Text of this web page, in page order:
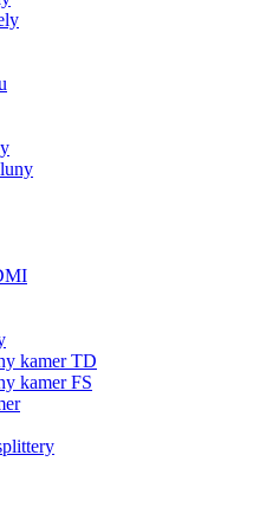
kamer TD
kamer FS